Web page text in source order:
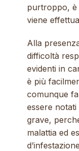
purtroppo, è
viene
Alla
difficoltà
evidenti in
è più
comunque
essere
grave,
malattia ed